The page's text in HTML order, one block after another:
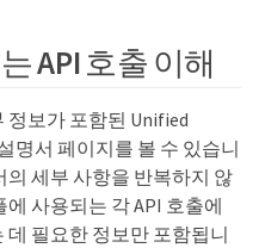
API 호출 이해
정보가 포함된 Unified
명서 페이지를 볼 수 있습니
세부 사항을 반복하지 않
사용되는 각 API 호출에
필요한 정보만 포함됩니